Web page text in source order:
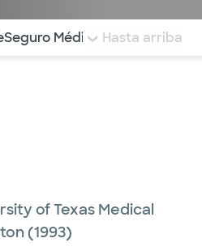
saltar rápidamente a
Seguro Médico COMENTARIOS
Hasta arriba
of Texas Medical
(1993)